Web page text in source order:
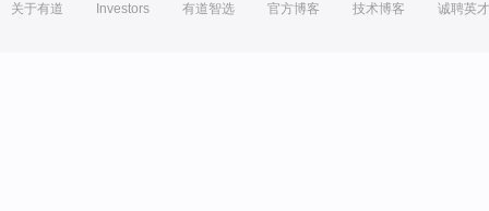
关于有道 Investors 有道智选 官方博客 技术博客 诚聘英才